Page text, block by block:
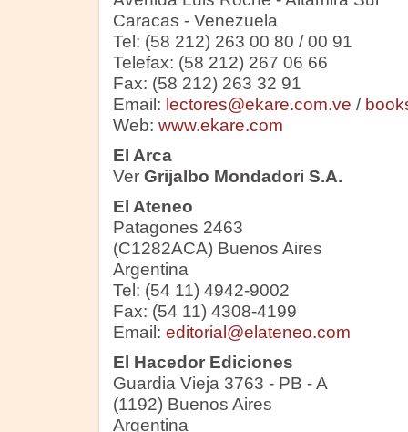
Caracas - Venezuela
Tel: (58 212) 263 00 80 / 00 91
Telefax: (58 212) 267 06 66
Fax: (58 212) 263 32 91
Email: lectores@ekare.com.ve /
Web: www.ekare.com
El Arca
Ver Grijalbo Mondadori S.A.
El Ateneo
Patagones 2463
(C1282ACA) Buenos Aires
Argentina
Tel: (54 11) 4942-9002
Fax: (54 11) 4308-4199
Email: editorial@elateneo.com
El Hacedor Ediciones
Guardia Vieja 3763 - PB - A
(1192) Buenos Aires
Argentina